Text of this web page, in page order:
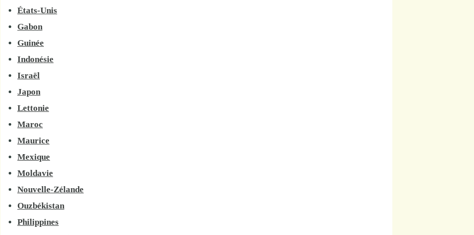
États-Unis
Gabon
Guinée
Indonésie
Israël
Japon
Lettonie
Maroc
Maurice
Mexique
Moldavie
Nouvelle-Zélande
Ouzbékistan
Philippines